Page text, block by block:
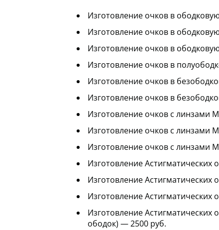
Изготовление очков в
Изготовление очков в
Изготовление очков в
Изготовление очков в
Изготовление очков в
Изготовление очков в
Изготовление очков с линзами
Изготовление очков с линзами
Изготовление очков с линзами
Изготовление
Изготовление Астигматических
Изготовление
Изготовление
ободок) — 2500 руб.